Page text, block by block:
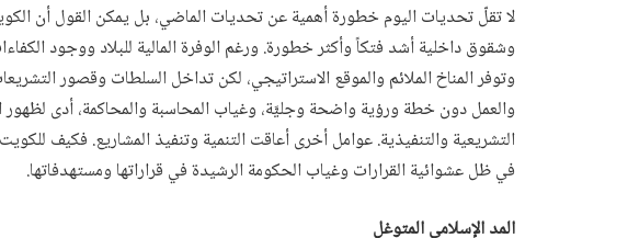
لا تقلّ تحديات اليوم خطورة أهمية عن تحديات الماضي، بل يمكن القول أن
وشقوق داخلية أشد فتكاً وأكثر خطورة. ورغم الوفرة المالية للبلاد ووجود
وتوفر المناخ الملائم والموقع الاستراتيجي، لكن تداخل السلطات وقصور
والعمل دون خطة ورؤية واضحة وجليَّة، وغياب المحاسبة والمحاكمة، أدى
التشريعية والتنفيذية. عوامل أخرى أعاقت التنمية وتنفيذ المشاريع. فكيف
في ظل عشوائية القرارات وغياب الحكومة الرشيدة في قراراتها ومستهدفاتها.
المد الإسلامي المتوغل